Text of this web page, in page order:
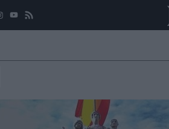
SOCIEDAD NACIONAL INTERNACIONAL